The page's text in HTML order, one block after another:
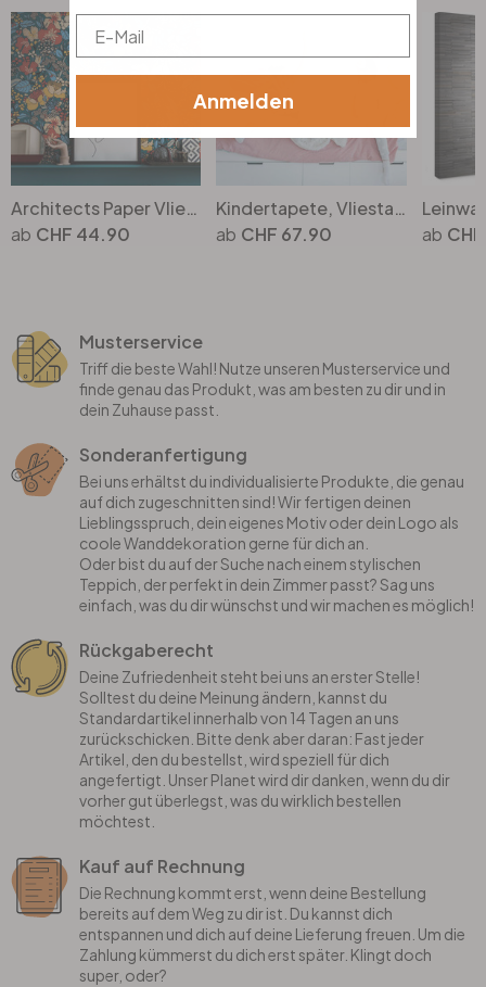
Architects Paper Vliestapete Floral Impression Blumentapete floral bunt, blau, orange, beige, gelb
CHF 44.90
Kindertapete, Vliestapete mit Illustration Kids Walls weiss, bunt
CHF 67.90
Musterservice
Triff die beste Wahl! Nutze unseren Musterservice und
finde genau das Produkt, was am besten zu dir und in
dein Zuhause passt.
Sonderanfertigung
Bei uns erhältst du individualisierte Produkte, die genau
auf dich zugeschnitten sind! Wir fertigen deinen
Lieblingsspruch, dein eigenes Motiv oder dein Logo als
coole Wanddekoration gerne für dich an.
Oder bist du auf der Suche nach einem stylischen
Teppich, der perfekt in dein Zimmer passt? Sag uns
einfach, was du dir wünschst und wir machen es möglich!
Rückgaberecht
Deine Zufriedenheit steht bei uns an erster Stelle!
Solltest du deine Meinung ändern, kannst du
Standardartikel innerhalb von 14 Tagen an uns
zurückschicken. Bitte denk aber daran: Fast jeder
Artikel, den du bestellst, wird speziell für dich
angefertigt. Unser Planet wird dir danken, wenn du dir
vorher gut überlegst, was du wirklich bestellen
möchtest.
Kauf auf Rechnung
Die Rechnung kommt erst, wenn deine Bestellung
bereits auf dem Weg zu dir ist. Du kannst dich
entspannen und dich auf deine Lieferung freuen. Um die
Zahlung kümmerst du dich erst später. Klingt doch
super, oder?
Email
Anmelden